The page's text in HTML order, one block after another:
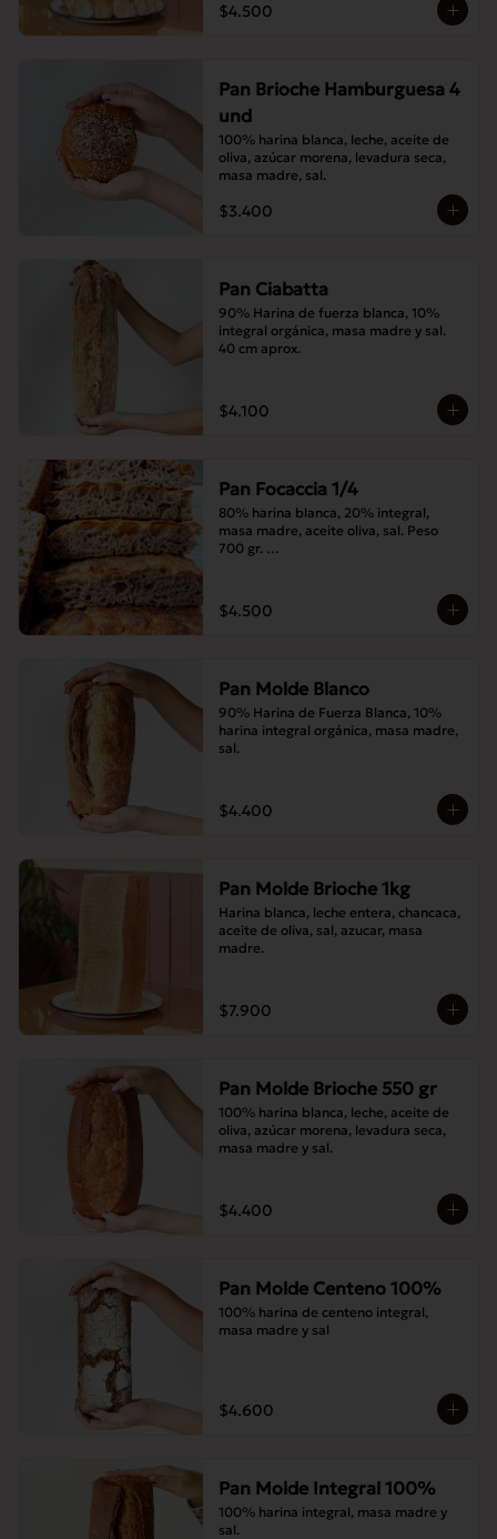
$4.500
Pan Brioche Hamburguesa 4
und
100% harina blanca, leche, aceite de
oliva, azúcar morena, levadura seca,
masa madre, sal.
$3.400
Pan Ciabatta
90% Harina de fuerza blanca, 10%
integral orgánica, masa madre y sal.
40 cm aprox.
$4.100
Pan Focaccia 1/4
80% harina blanca, 20% integral,
masa madre, aceite oliva, sal. Peso
700 gr.
$4.500
Pan Molde Blanco
90% Harina de Fuerza Blanca, 10%
harina integral orgánica, masa madre,
sal.
$4.400
Pan Molde Brioche 1kg
Harina blanca, leche entera, chancaca,
aceite de oliva, sal, azucar, masa
madre.
$7.900
Pan Molde Brioche 550 gr
100% harina blanca, leche, aceite de
oliva, azúcar morena, levadura seca,
masa madre y sal.
$4.400
Pan Molde Centeno 100%
100% harina de centeno integral,
masa madre y sal
$4.600
Pan Molde Integral 100%
100% harina integral, masa madre y
sal.